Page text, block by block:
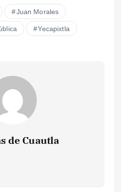
Juan Morales
Yecapixtla
de Cuautla